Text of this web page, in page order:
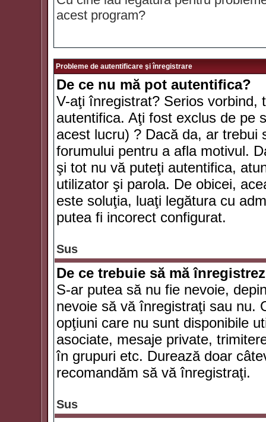
acest program?
Probleme de autentificare şi înregistrare
De ce nu mă pot autentifica?
V-aţi înregistrat? Serios vorbind,
autentifica. Aţi fost exclus de pe
acest lucru) ? Dacă da, ar trebui
forumului pentru a afla motivul.
şi tot nu vă puteţi autentifica,
utilizator şi parola. De obicei,
este soluţia, luaţi legătura cu
putea fi incorect configurat.
Sus
De ce trebuie să mă
S-ar putea să nu fie nevoie,
nevoie să vă înregistraţi sau nu.
opţiuni care nu sunt disponibile
asociate, mesaje private,
în grupuri etc. Durează doar
recomandăm să vă înregistraţi.
Sus